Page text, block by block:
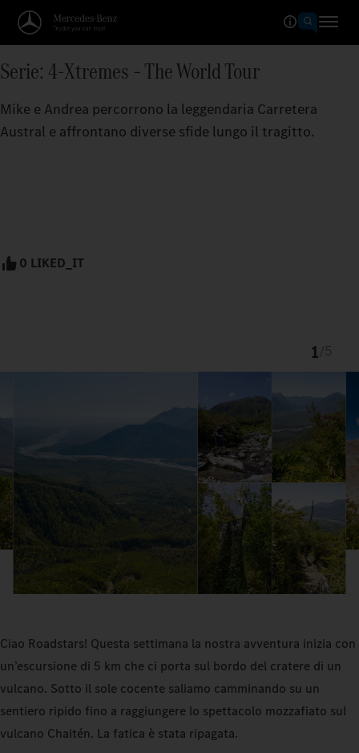
Serie: 4-Xtremes – The World Tour
Mike e Andrea percorrono la leggendaria Carretera
Austral e affrontano diverse sfide lungo il tragitto.
0 LIKED_IT
1
Ciao Roadstars! Questa settimana la nostra avventura inizia con
un’escursione di 5 km che ci porta sul bordo del cratere di un
vulcano. Sotto il sole cocente saliamo camminando su un
sentiero ripido fino a raggiungere lo spettacolo mozzafiato sul
vulcano Chaitén. La fatica è stata ripagata.